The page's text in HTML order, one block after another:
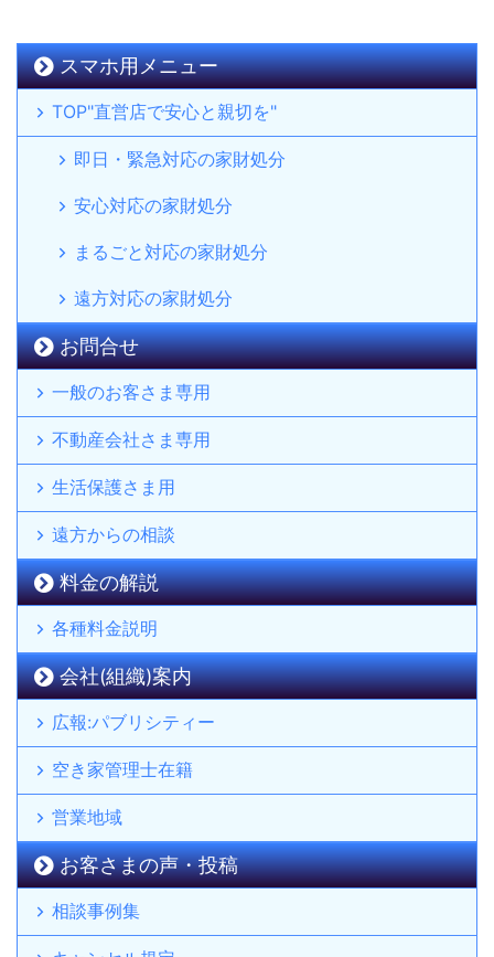
スマホ用メニュー
TOP"直営店で安心と親切を"
即日・緊急対応の家財処分
安心対応の家財処分
まるごと対応の家財処分
遠方対応の家財処分
お問合せ
一般のお客さま専用
不動産会社さま専用
生活保護さま用
遠方からの相談
料金の解説
各種料金説明
会社(組織)案内
広報:パブリシティー
空き家管理士在籍
営業地域
お客さまの声・投稿
相談事例集